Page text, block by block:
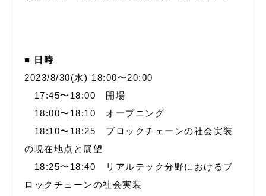
■ 日時
2023/8/30(水) 18:00〜20:00
17:45〜18:00 開場
18:00〜18:10 オープニング
18:10〜18:25 ブロックチェーンの社会実装
の現在地点と展望
18:25〜18:40 リアルテック分野におけるブ
ロックチェーンの社会実装